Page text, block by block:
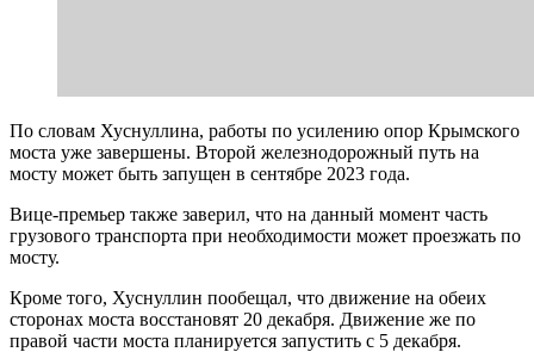
По словам Хуснуллина, работы по усилению опор Крымского
моста уже завершены. Второй железнодорожный путь на
мосту может быть запущен в сентябре 2023 года.
Вице-премьер также заверил, что на данный момент часть
грузового транспорта при необходимости может проезжать по
мосту.
Кроме того, Хуснуллин пообещал, что движение на обеих
сторонах моста восстановят 20 декабря. Движение же по
правой части моста планируется запустить с 5 декабря.